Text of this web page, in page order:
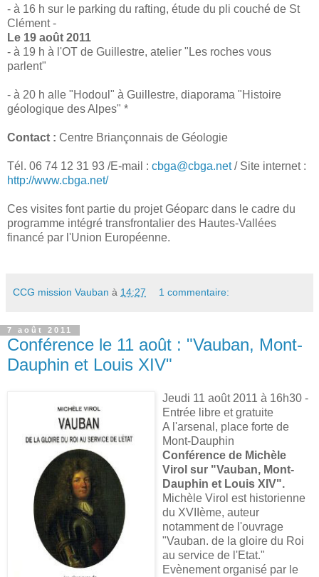
- à 16 h sur le parking du rafting, étude du pli couché de St
Clément -
Le 19 août 2011
- à 19 h à l'OT de Guillestre, atelier "Les roches vous
parlent"
- à 20 h alle "Hodoul" à Guillestre, diaporama "Histoire
géologique des Alpes" *
Contact : Centre Briançonnais de Géologie
Tél. 06 74 12 31 93 /E-mail : cbga@cbga.net/ Site internet :
http://www.cbga.net/
Ces visites font partie du projet Géoparc dans le cadre du
programme intégré transfrontalier des Hautes-Vallées
financé par l'Union Européenne.
CCG mission Vauban à 14:27 1 commentaire:
7 août 2011
Conférence le 11 août : "Vauban, Mont-
Dauphin et Louis XIV"
Jeudi 11 août 2011 à 16h30 -
Entrée libre et gratuite
A l'arsenal, place forte de
Mont-Dauphin
Conférence de Michèle
Virol sur "Vauban, Mont-
Dauphin et Louis XIV".
Michèle Virol est historienne
du XVIIème, auteur
notamment de l'ouvrage
"Vauban. de la gloire du Roi
au service de l'Etat."
Evènement organisé par le